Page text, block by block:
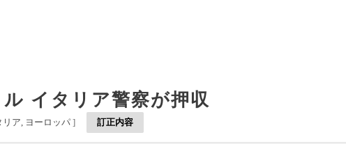
イタリア警察が押収
リア ヨーロッパ ] 訂正内容